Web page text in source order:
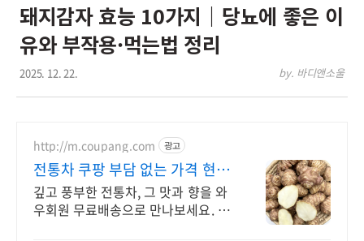
돼지감자 효능 10가지｜당뇨에 좋은 이
유와 부작용·먹는법 정리
2025. 12. 22. by. 바디앤소울
http://m.coupang.com 광고
전통차 쿠팡 부담 없는 가격 현명
한 선택
깊고 풍부한 전통차, 그 맛과 향을 와
우회원 무료배송으로 만나보세요. 바